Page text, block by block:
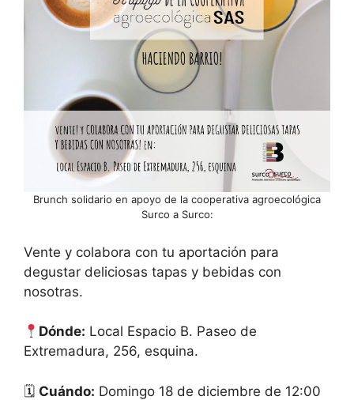
Brunch solidario en apoyo de la cooperativa agroecológica
Surco a Surco:
Vente y colabora con tu aportación para
degustar deliciosas tapas y bebidas con
nosotras.
Dónde: Local Espacio B. Paseo de
Extremadura, 256, esquina.
🗓 Cuándo: Domingo 18 de diciembre de 12:00